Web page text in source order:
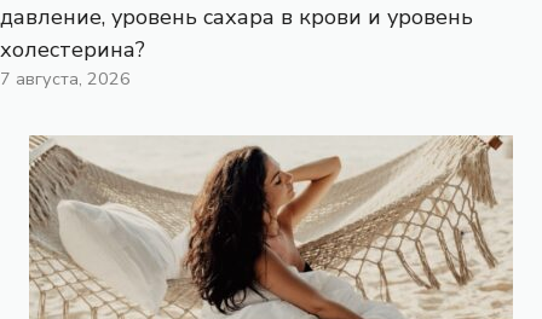
давление, уровень сахара в крови и уровень
холестерина?
7 августа, 2026